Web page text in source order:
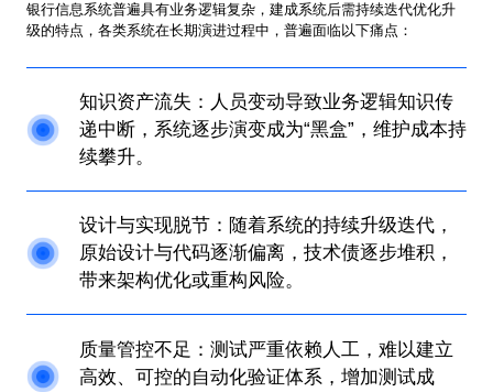
银行信息系统普遍具有业务逻辑复杂，建成系统后需持续迭代优化升
级的特点，各类系统在长期演进过程中，普遍面临以下痛点：
知识资产流失：人员变动导致业务逻辑知识传
递中断，系统逐步演变成为“黑盒”，维护成本持
续攀升。
设计与实现脱节：随着系统的持续升级迭代，
原始设计与代码逐渐偏离，技术债逐步堆积，
带来架构优化或重构风险。
质量管控不足：测试严重依赖人工，难以建立
高效、可控的自动化验证体系，增加测试成